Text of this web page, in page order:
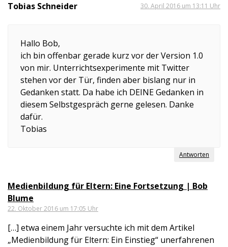
Tobias Schneider 30. April 2016 um 13:11 Uhr
Hallo Bob,
ich bin offenbar gerade kurz vor der Version 1.0
von mir. Unterrichtsexperimente mit Twitter
stehen vor der Tür, finden aber bislang nur in
Gedanken statt. Da habe ich DEINE Gedanken in
diesem Selbstgespräch gerne gelesen. Danke
dafür.
Tobias
Antworten
Medienbildung für Eltern: Eine Fortsetzung | Bob
Blume
22. Oktober 2016 um 17:05 Uhr
[…] etwa einem Jahr versuchte ich mit dem Artikel
„Medienbildung für Eltern: Ein Einstieg“ unerfahrenen